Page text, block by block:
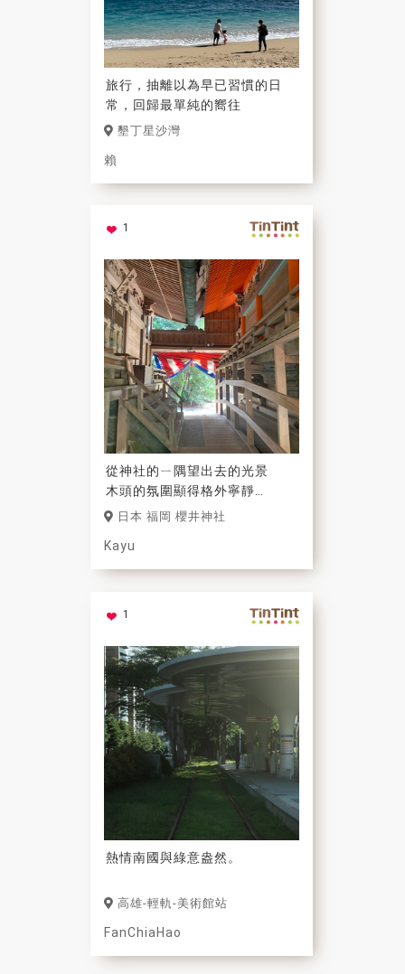
旅行，抽離以為早已習慣的日
常，回歸最單純的嚮往
墾丁星沙灣
賴
1
從神社的ㄧ隅望出去的光景
木頭的氛圍顯得格外寧靜
心情不自主的平靜下來
日本 福岡 櫻井神社
Kayu
1
熱情南國與綠意盎然。
高雄-輕軌-美術館站
FanChiaHao